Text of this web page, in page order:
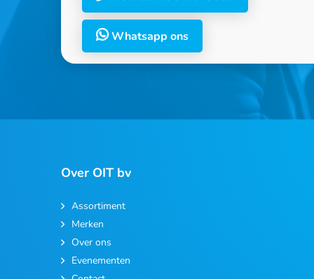
Whatsapp ons
Over OIT bv
Assortiment
Merken
Over ons
Evenementen